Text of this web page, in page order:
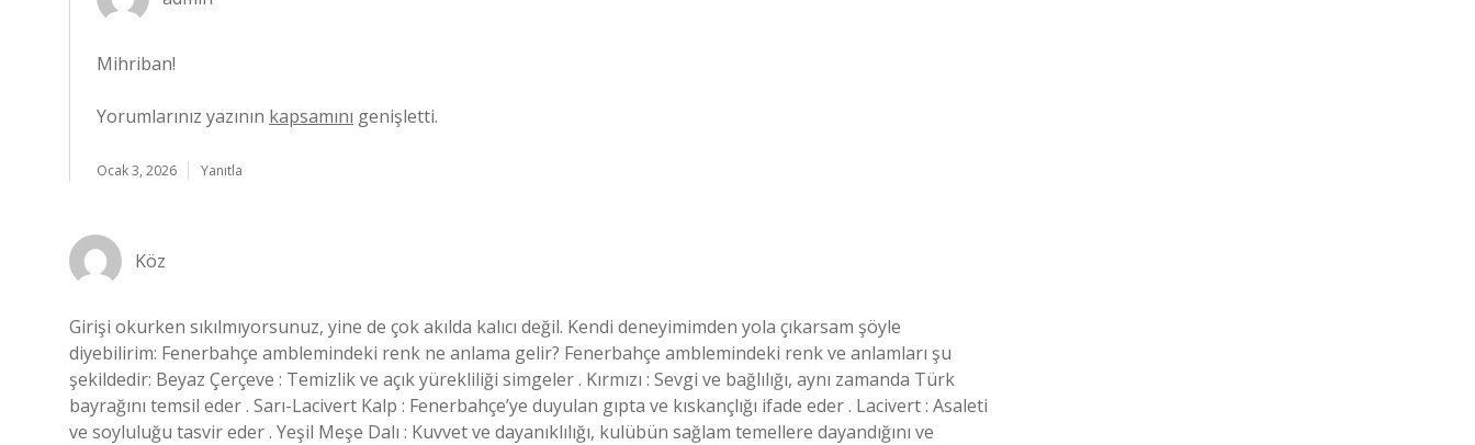
Mihriban!
Yorumlarınız yazının kapsamını genişletti.
Ocak 3, 2026 Yanıtla
Köz
Girişi okurken sıkılmıyorsunuz, yine de çok akılda kalıcı değil. Kendi deneyimimden yola çıkarsam şöyle
diyebilirim: Fenerbahçe amblemindeki renk ne anlama gelir? Fenerbahçe amblemindeki renk ve anlamları şu
şekildedir: Beyaz Çerçeve : Temizlik ve açık yürekliliği simgeler . Kırmızı : Sevgi ve bağlılığı, aynı zamanda Türk
bayrağını temsil eder . Sarı-Lacivert Kalp : Fenerbahçe’ye duyulan gıpta ve kıskançlığı ifade eder . Lacivert : Asaleti
ve soyluluğu tasvir eder . Yeşil Meşe Dalı : Kuvvet ve dayanıklılığı, kulübün sağlam temellere dayandığını ve